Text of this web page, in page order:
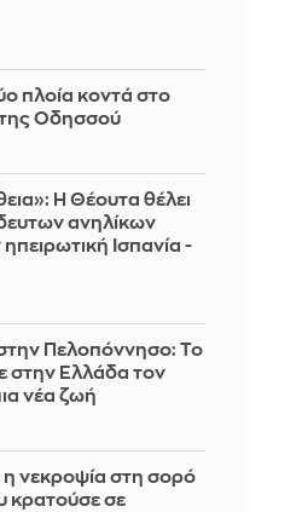
πλοία κοντά στο
της Οδησσού
Η Θέουτα θέλει
ανηλίκων
Ισπανία -
Πελοπόννησο: Το
στην Ελλάδα τον
νέα ζωή
νεκροψία στη σορό
κρατούσε σε